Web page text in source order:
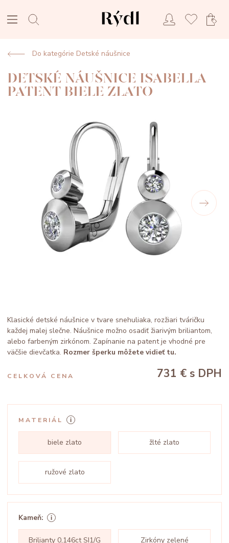
Do kategórie Detské náušnice
DETSKÉ NÁUŠNICE ISABELLA
PATENT BIELE ZLATO
Klasické detské náušnice v tvare snehuliaka, rozžiari tváričku
každej malej slečne. Náušnice možno osadiť žiarivým briliantom,
alebo farbeným zirkónom. Zapínanie na patent je vhodné pre
väčšie dievčatka. Rozmer šperku môžete vidieť tu.
CELKOVÁ CENA 731 € s DPH
MATERIÁL
biele zlato žlté zlato
ružové zlato
Kameň:
Brilianty 0,146ct SI1/G Zirkóny zelené